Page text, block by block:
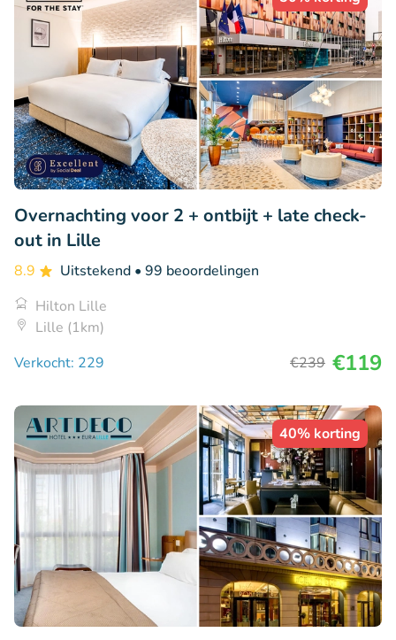
Overnachting voor 2 + ontbijt + late check-
out in Lille
8.9 Uitstekend • 99 beoordelingen
Hilton Lille
Lille (1km)
Verkocht: 229
€239 €119
40% korting